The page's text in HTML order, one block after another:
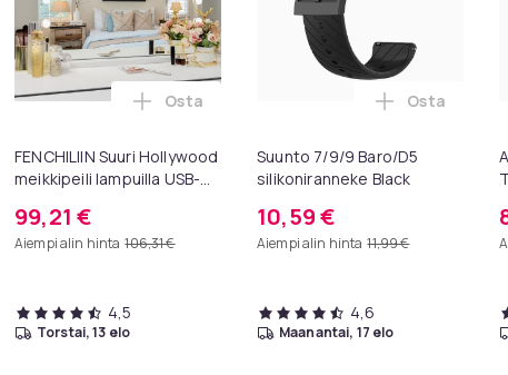
ostoskoriin
Konsolipöytä, 4 tasoa, geometrinen metallirunko, 100
FENCHILIIN Suuri Hollywood
meikkipeili lampuilla USB-
valkoinen 80 x 58 cm
99,21 €
Aiempi alin hinta 106,31 €
Lisää FENCHILIIN Suuri Hollywood
Osta
4,5
torstai, 13 elo
Suunto 7/9/9 Baro/D5
silikoniranneke Black
10,59 €
Aiempi alin hinta 11,99 €
Lisää
Osta
4,6
maanantai, 17 elo